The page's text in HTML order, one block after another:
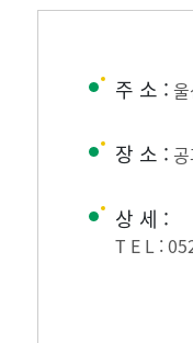
주 소 :
장 소 :
상 세 :
T E L :